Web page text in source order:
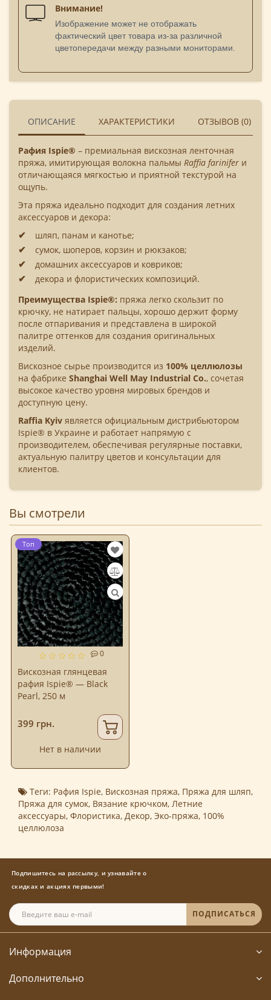
Внимание!
Изображение может не отображать
фактический цвет товара из-за различной
цветопередачи между разными мониторами.
ОПИСАНИЕ ХАРАКТЕРИСТИКИ ОТЗЫВОВ (0)
Рафия Ispie® – премиальная вискозная ленточная
пряжа, имитирующая волокна пальмы Raffia farinifer и
отличающаяся мягкостью и приятной текстурой на
ощупь.
Эта пряжа идеально подходит для создания летних
аксессуаров и декора:
шляп, панам и канотье;
сумок, шоперов, корзин и рюкзаков;
домашних аксессуаров и ковриков;
декора и флористических композиций.
Преимущества Ispie®: пряжа легко скользит по
крючку, не натирает пальцы, хорошо держит форму
после отпаривания и представлена в широкой
палитре оттенков для создания оригинальных
изделий.
Вискозное сырье производится из 100% целлюлозы
на фабрике Shanghai Well May Industrial Co., сочетая
высокое качество уровня мировых брендов и
доступную цену.
Raffia Kyiv является официальным дистрибьютором
Ispie® в Украине и работает напрямую с
производителем, обеспечивая регулярные поставки,
актуальную палитру цветов и консультации для
клиентов.
Вы смотрели
Топ
0
Вискозная глянцевая
рафия Ispie® — Black
Pearl, 250 м
399 грн.
Нет в наличии
Теги: Рафия Ispie, Вискозная пряжа, Пряжа для шляп,
Пряжа для сумок, Вязание крючком, Летние
аксессуары, Флористика, Декор, Эко-пряжа, 100%
целлюлоза
Подпишитесь на рассылку, и узнавайте о
скидках и акциях первыми!
ПОДПИСАТЬСЯ
Информация
Дополнительно